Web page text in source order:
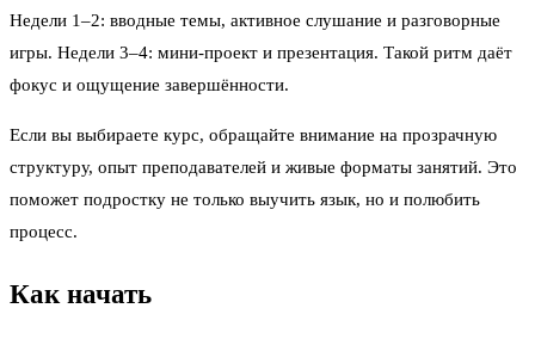
Недели 1–2: вводные темы, активное слушание и разговорные
игры. Недели 3–4: мини-проект и презентация. Такой ритм даёт
фокус и ощущение завершённости.
Если вы выбираете курс, обращайте внимание на прозрачную
структуру, опыт преподавателей и живые форматы занятий. Это
поможет подростку не только выучить язык, но и полюбить
процесс.
Как начать